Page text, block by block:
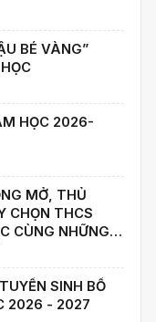
BÉ VÀNG”
HỌC 2026-
MỞ, THỦ
CHỌN THCS
CÙNG NHỮNG
SINH BỔ
2026 - 2027